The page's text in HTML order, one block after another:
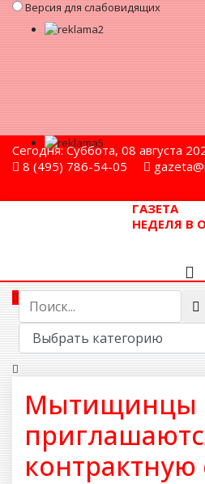
Версия для слабовидящих
Сегодня: Суббота, 08 августа
8 (495) 786-54-05
ГАЗЕТА
НЕДЕЛЯ В
Мытищинцы
контрактную